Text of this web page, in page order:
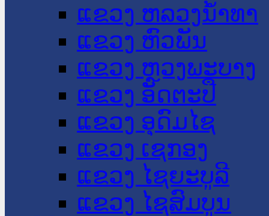
ແຂວງ ຫລວງນໍ້າທາ
ແຂວງ ຫົວພັນ
ແຂວງ ຫຼວງພະບາງ
ແຂວງ ອັດຕະປື
ແຂວງ ອຸດົມໄຊ
ແຂວງ ເຊກອງ
ແຂວງ ໄຊຍະບູລີ
ແຂວງ ໄຊສົມບູນ